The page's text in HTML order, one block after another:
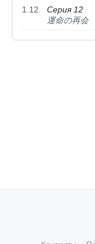
1.12
Серия 12
運命の再会